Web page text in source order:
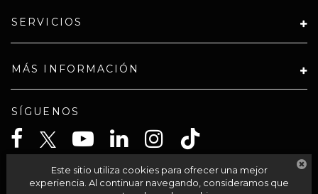
SERVICIOS
MÁS INFORMACIÓN
SÍGUENOS
CELTA SOLUCIONES SA PI DE CV
Este sitio utiliza cookies para ofrecer una mejor
experiencia. Al continuar navegando, consideramos que